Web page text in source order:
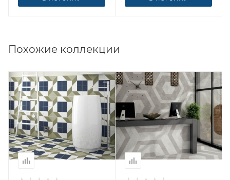
Похожие коллекции